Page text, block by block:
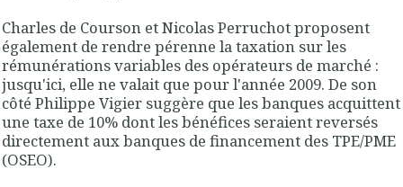
Charles de Courson et Nicolas Perruchot proposent
également de rendre pérenne la taxation sur les
rémunérations variables des opérateurs de marché :
jusqu'ici, elle ne valait que pour l'année 2009. De son
côté Philippe Vigier suggère que les banques acquittent
une taxe de 10% dont les bénéfices seraient reversés
directement aux banques de financement des TPE/PME
(OSEO).